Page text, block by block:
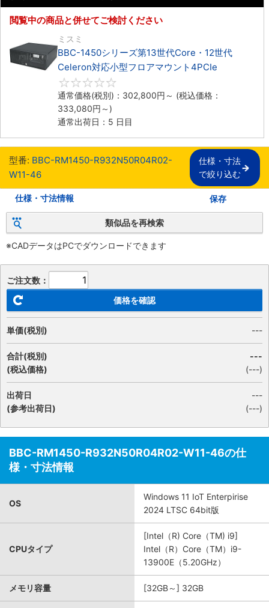
閲覧中の商品と併せてご検討ください
ミスミ
BBC-1450シリーズ第13世代Core・12世代
Celeron対応小型フロアマウント4PCIe
通常価格(税別)： 302,800円 ～ (税込価格：
333,080円 ～)
通常出荷日：5 日目
型番: BBC-RM1450-R932N50R04R02-
W11-46
仕様・寸法
で絞り込む
仕様・寸法情報 保存
類似品を再検索
※CADデータはPCでダウンロードできます
ご注文数：
価格を確認
単価(税別) ---
合計(税別)
(税込価格)
---
(---)
出荷日
(参考出荷日)
---
(---)
BBC-RM1450-R932N50R04R02-W11-46の仕
様・寸法情報
OS
Windows 11 IoT Enterpirise
2024 LTSC 64bit版
CPUタイプ
[Intel（R) Core（TM) i9]
Intel（R）Core（TM）i9-
13900E（5.20GHz）
メモリ容量 [32GB～] 32GB